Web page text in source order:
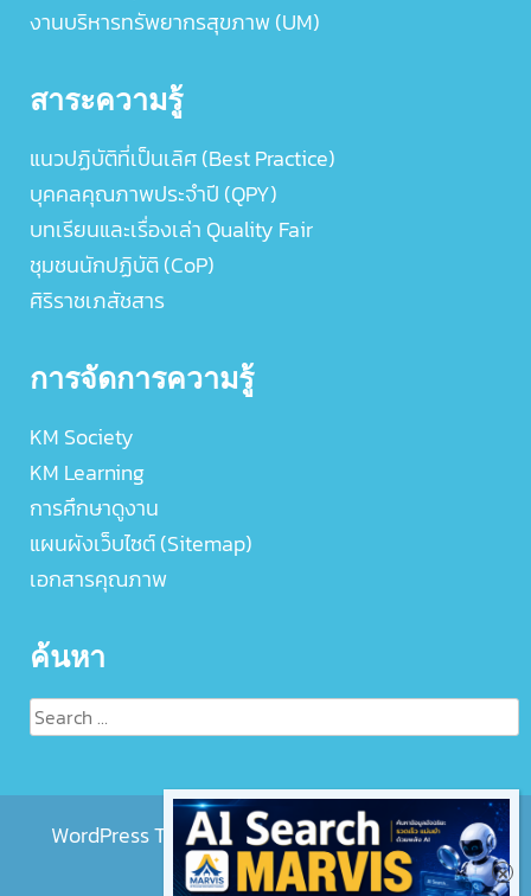
งานบริหารทรัพยากรสุขภาพ (UM)
สาระความรู้
แนวปฏิบัติที่เป็นเลิศ (Best Practice)
บุคคลคุณภาพประจำปี (QPY)
บทเรียนและเรื่องเล่า Quality Fair
ชุมชนนักปฏิบัติ (CoP)
ศิริราชเภสัชสาร
การจัดการความรู้
KM Society
KM Learning
การศึกษาดูงาน
แผนผังเว็บไซต์ (Sitemap)
เอกสารคุณภาพ
ค้นหา
Search
for:
WordPress Theme :EightMedi Liteby 8Degree
Themes